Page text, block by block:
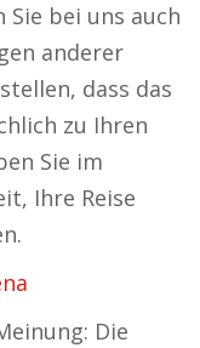
bei uns auch
anderer
dass das
zu Ihren
Sie im
Ihre Reise
Die